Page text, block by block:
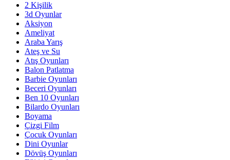
2 Kişilik
3d Oyunlar
Aksiyon
Ameliyat
Araba Yarış
Ateş ve Su
Atış Oyunları
Balon Patlatma
Barbie Oyunları
Beceri Oyunları
Ben 10 Oyunları
Bilardo Oyunları
Boyama
Çizgi Film
Çocuk Oyunları
Dini Oyunlar
Dövüş Oyunları